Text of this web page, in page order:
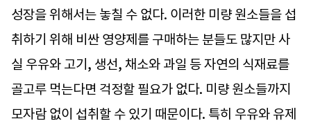
성장을 위해서는 놓칠 수 없다. 이러한 미량 원소들을 섭
취하기 위해 비싼 영양제를 구매하는 분들도 많지만 사
실 우유와 고기, 생선, 채소와 과일 등 자연의 식재료를
골고루 먹는다면 걱정할 필요가 없다. 미량 원소들까지
모자람 없이 섭취할 수 있기 때문이다. 특히 우유와 유제